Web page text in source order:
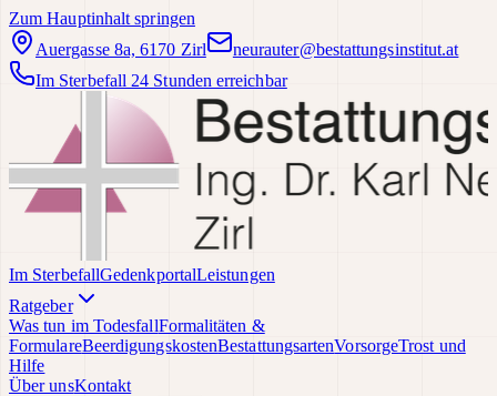
Zum Hauptinhalt springen
Auergasse 8a, 6170 Zirl
neurauter@bestattungsinstitut.at
Im Sterbefall 24 Stunden erreichbar
Im SterbefallGedenkportalLeistungen
Ratgeber
Was tun im TodesfallFormalitäten &
FormulareBeerdigungskostenBestattungsartenVorsorgeTrost und
Hilfe
Über unsKontakt